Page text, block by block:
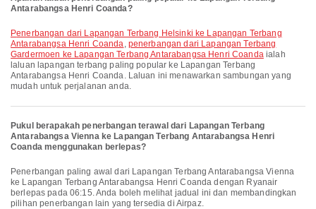
Antarabangsa Henri Coanda?
penerbangan dari Lapangan Terbang Helsinki ke Lapangan Terbang
Antarabangsa Henri Coanda, penerbangan dari Lapangan Terbang
Gardermoen ke Lapangan Terbang Antarabangsa Henri Coandaialah
laluan lapangan terbang paling popular ke Lapangan Terbang
Antarabangsa Henri Coanda. Laluan ini menawarkan sambungan yang
mudah untuk perjalanan anda.
Pukul berapakah penerbangan terawal dari Lapangan Terbang
Antarabangsa Vienna ke Lapangan Terbang Antarabangsa Henri
Coanda menggunakan berlepas?
Penerbangan paling awal dari Lapangan Terbang Antarabangsa Vienna
ke Lapangan Terbang Antarabangsa Henri Coanda dengan Ryanair
berlepas pada 06:15. Anda boleh melihat jadual ini dan membandingkan
pilihan penerbangan lain yang tersedia di Airpaz.